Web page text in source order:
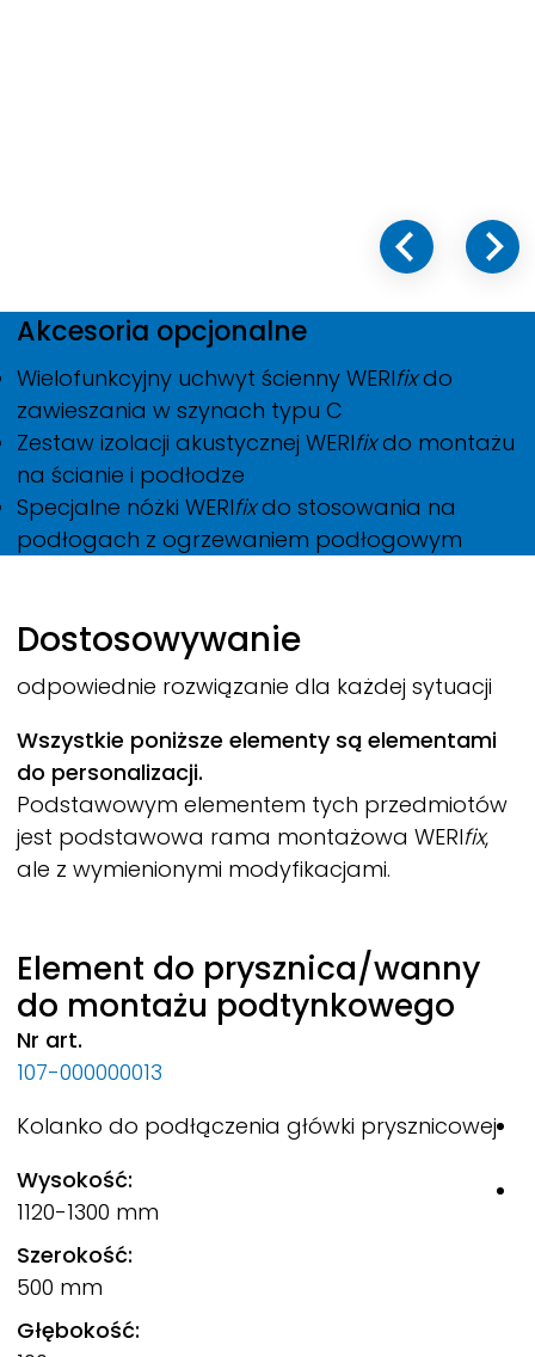
Akcesoria opcjonalne
Wielofunkcyjny uchwyt ściennyWERIfix do
zawieszania w szynach typu C
Zestaw izolacji akustycznej WERIfix do montażu
na ścianie i podłodze
Specjalne nóżki WERIfix do stosowania na
podłogach z ogrzewaniem podłogowym
Dostosowywanie
odpowiednie rozwiązanie dla każdej sytuacji
Wszystkie poniższe elementy są elementami
do personalizacji.
Podstawowym elementem tych przedmiotów
jest podstawowa rama montażowa WERIfix,
ale z wymienionymi modyfikacjami.
Element do prysznica/wanny
do montażu podtynkowego
Nr art.
107-000000013
Kolanko do podłączenia główki prysznicowej
Wysokość:
1120-1300 mm
Szerokość:
500 mm
Głębokość: